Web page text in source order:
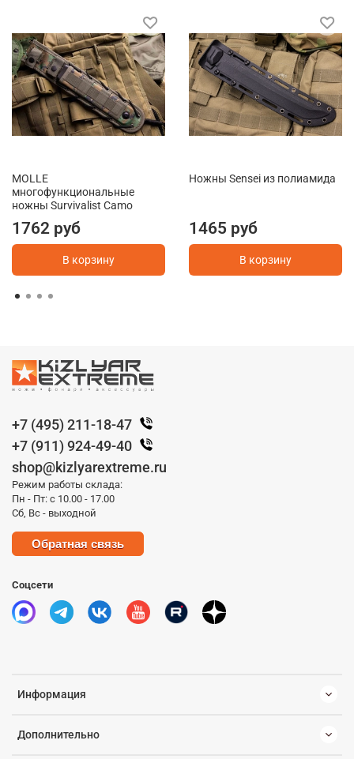
MOLLE
многофункциональные
ножны Survivalist Camo
1762 руб
В корзину
Ножны Sensei из полиамида
1465 руб
В корзину
Информация
Дополнительно
+7 (495) 211-18-47
+7 (911) 924-49-40
shop@kizlyarextreme.ru
Режим работы склада:
Пн - Пт: с 10.00 - 17.00
Сб, Вс - выходной
Обратная связь
Соцсети